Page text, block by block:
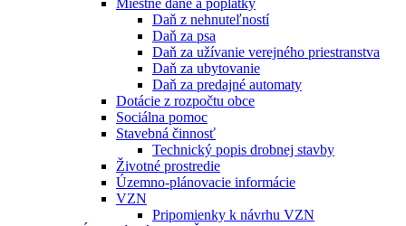
Miestne dane a poplatky
Daň z nehnuteľností
Daň za psa
Daň za užívanie verejného priestranstva
Daň za ubytovanie
Daň za predajné automaty
Dotácie z rozpočtu obce
Sociálna pomoc
Stavebná činnosť
Technický popis drobnej stavby
Životné prostredie
Územno-plánovacie informácie
VZN
Pripomienky k návrhu VZN